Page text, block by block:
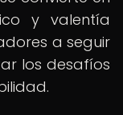
y valentía
a seguir
los desafíos